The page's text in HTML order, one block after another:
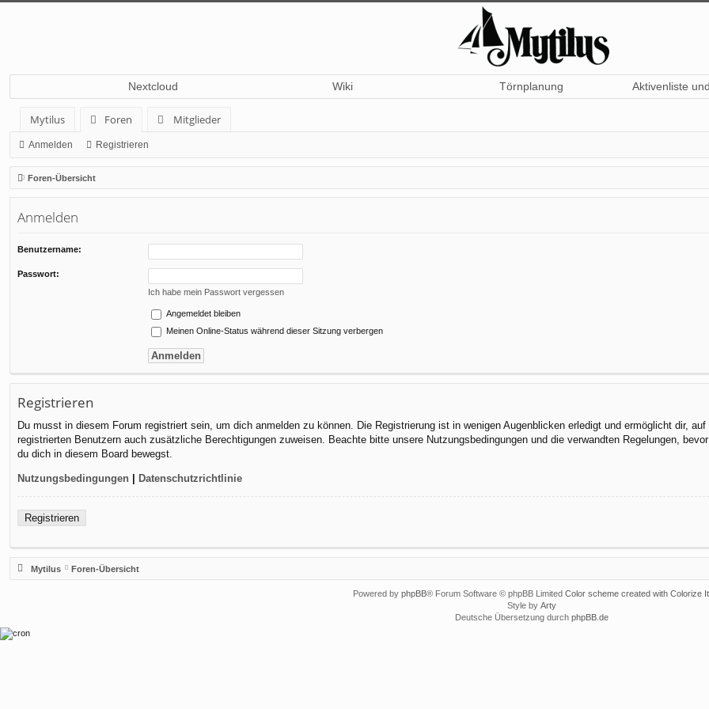
Nextcloud Wiki Törnplanung Aktivenliste
Mytilus Foren
Mitglieder
Anmelden Registrieren
Foren-Übersicht
Anmelden
Benutzername:
Passwort:
Ich habe mein Passwort vergessen
Angemeldet bleiben
Meinen Online-Status während dieser Sitzung verbergen
Registrieren
Du musst in diesem Forum registriert sein, um dich anmelden zu können. Die Registrierung ist in wenigen Augenblicken erledigt und ermöglicht dir,
registrierten Benutzern auch zusätzliche Berechtigungen zuweisen. Beachte bitte unsere Nutzungsbedingungen und die verwandten Regelungen,
du dich in diesem Board bewegst.
Nutzungsbedingungen | Datenschutzrichtlinie
Registrieren
Mytilus Foren-Übersicht
Powered by phpBB® Forum Software © phpBB Limited Color scheme created with Colorize It.
Style by Arty
Deutsche Übersetzung durch phpBB.de